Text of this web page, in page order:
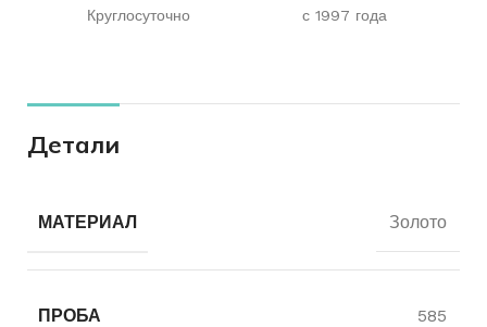
Круглосуточно с 1997 года
Детали
МАТЕРИАЛ Золото
ПРОБА 585